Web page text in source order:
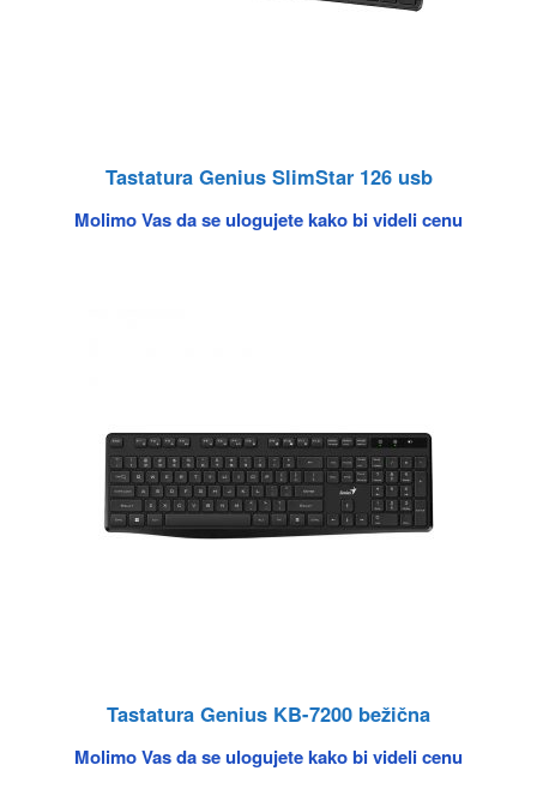
Tastatura Genius SlimStar 126 usb
Molimo Vas da se ulogujete kako bi videli cenu
Tastatura Genius KB-7200 bežična
Molimo Vas da se ulogujete kako bi videli cenu